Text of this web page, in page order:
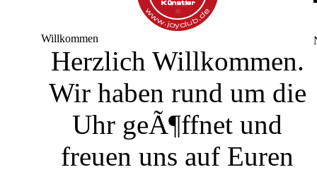
Willkommen
Herzlich Willkommen.
Wir haben rund um die
Uhr geÃ¶ffnet und
freuen uns auf Euren